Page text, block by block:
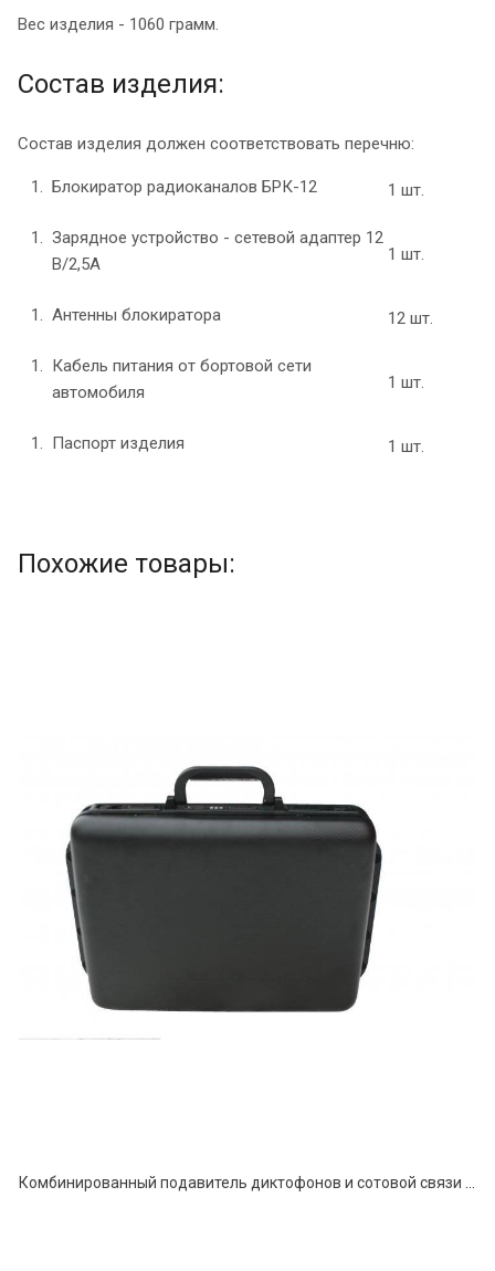
Вес изделия - 1060 грамм.
Состав изделия:
Состав изделия должен соответствовать перечню:
Блокиратор радиоканалов БРК-12 1 шт.
Зарядное устройство - сетевой адаптер 12
В/2,5А
1 шт.
Антенны блокиратора 12 шт.
Кабель питания от бортовой сети
автомобиля
1 шт.
Паспорт изделия 1 шт.
Похожие товары:
Комбинированный подавитель диктофонов и сотовой связи «ТАЙФУН – 3»